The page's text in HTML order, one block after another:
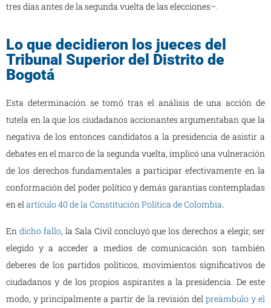
tres días antes de la segunda vuelta de las elecciones–.
Lo que decidieron los jueces del
Tribunal Superior del Distrito de
Bogotá
Esta determinación se tomó tras el análisis de una acción de
tutela en la que los ciudadanos accionantes argumentaban que la
negativa de los entonces candidatos a la presidencia de asistir a
debates en el marco de la segunda vuelta, implicó una vulneración
de los derechos fundamentales a participar efectivamente en la
conformación del poder político y demás garantías contempladas
en elartículo 40 de la Constitución Política de Colombia.
En dicho fallo, la Sala Civil concluyó que los derechos a elegir, ser
elegido y a acceder a medios de comunicación son también
deberes de los partidos políticos, movimientos significativos de
ciudadanos y de los propios aspirantes a la presidencia. De este
modo, y principalmente a partir de la revisión del preámbulo y el